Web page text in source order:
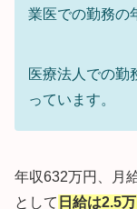
業医での勤務の
医療法人での勤
っています。
年収632万円、月
として 日給は2.5万